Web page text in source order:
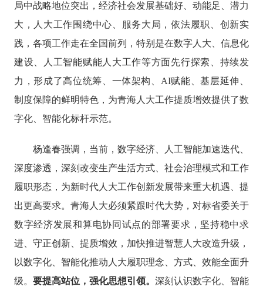
局中战略地位突出，经济社会发展基础好、动能足、潜力
大，人大工作围绕中心、服务大局，依法履职、创新实
践，各项工作走在全国前列，特别是在数字人大、信息化
建设、人工智能赋能人大工作等方面先行探索、持续发
力 ，形成了高位统筹、一体架构、 AI赋能、基层延伸、
制度保障的鲜明特色，为青海人大工作提质增效提供了数
字化、智能化标杆示范。
杨逢春强调， 当前，数字经济、人工智能加速迭代、
深度渗透 ， 深刻改变生产生活方式、社会治理模式和工作
履职形态，为新时代人大工作创新发展带来重大机遇、提
出更高要求。 青海 人大必须紧跟时代大势，对标省委关于
数字经济发展和算电协同试点的部署要求，坚持稳中求
进、守正创新、提质增效，加快推进智慧人大改造升级，
以数字化、智能化推动人大履职理念、方式、效能全面升
级。 要提高站位，强化思想引领。深刻认识数字化、智能